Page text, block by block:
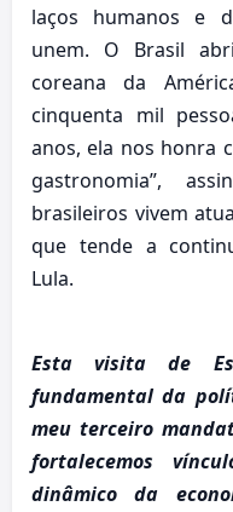
laços humanos e
unem. O Brasil
coreana da
cinquenta mil
anos, ela nos honra
gastronomia”,
brasileiros vivem
que tende a
Lula.
Esta visita de
fundamental da
meu terceiro
fortalecemos
dinâmico da